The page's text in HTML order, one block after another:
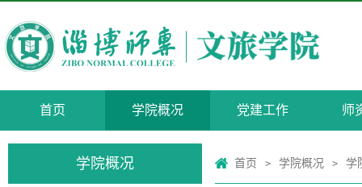
首页 学院概况 党建工作 师
学院概况 首页 > 学院概况 > 学